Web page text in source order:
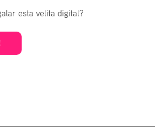
esta velita digital?